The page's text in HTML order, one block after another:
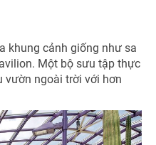
khung cảnh giống như sa
Một bộ sưu tập thực
vườn ngoài trời với hơn